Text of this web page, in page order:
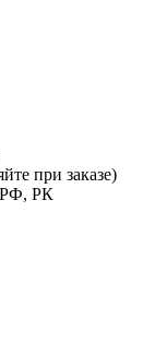
при заказе)
РФ, РК